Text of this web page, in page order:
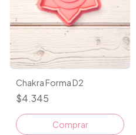
Chakra Forma D2
$4.345
Comprar